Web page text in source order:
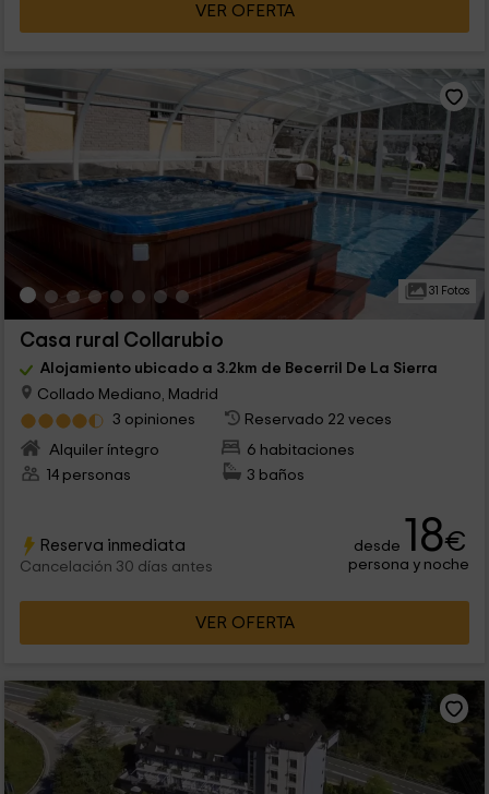
VER OFERTA
31 Fotos
Casa rural Collarubio
Alojamiento ubicado a 3.2km de Becerril De La Sierra
Collado Mediano, Madrid
3 opiniones
Reservado 22 veces
Alquiler íntegro
6 habitaciones
14 personas
3 baños
Reserva inmediata
Cancelación 30 días antes
desde 18€
persona y noche
VER OFERTA